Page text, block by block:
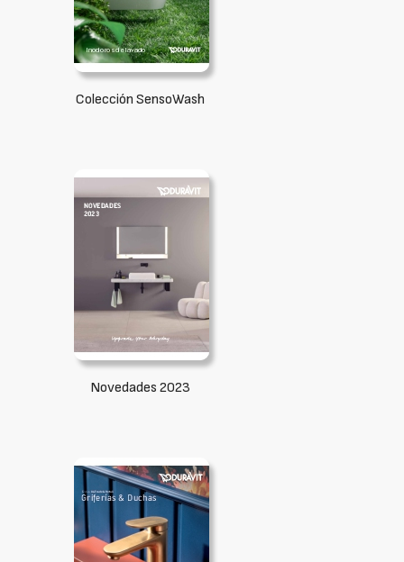
Colección SensoWash
Novedades 2023